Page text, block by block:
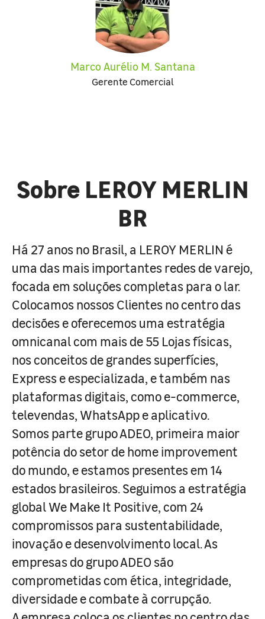
Marco Aurélio M. Santana
Gerente Comercial
Sobre LEROY MERLIN
BR
Há 27 anos no Brasil, a LEROY MERLIN é
uma das mais importantes redes de varejo,
focada em soluções completas para o lar.
Colocamos nossos Clientes no centro das
decisões e oferecemos uma estratégia
omnicanal com mais de 55 Lojas físicas,
nos conceitos de grandes superfícies,
Express e especializada, e também nas
plataformas digitais, como e-commerce,
televendas, WhatsApp e aplicativo.
Somos parte grupo ADEO, primeira maior
potência do setor de home improvement
do mundo, e estamos presentes em 14
estados brasileiros. Seguimos a estratégia
global We Make It Positive, com 24
compromissos para sustentabilidade,
inovação e desenvolvimento local. As
empresas do grupo ADEO são
comprometidas com ética, integridade,
diversidade e combate à corrupção.